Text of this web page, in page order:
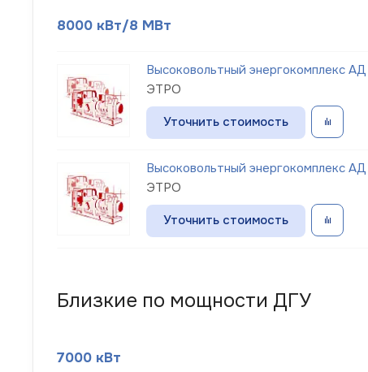
8000 кВт/8 МВт
Высоковольтный энергокомплекс
ЭТРО
Уточнить стоимость
Высоковольтный энергокомплекс
ЭТРО
Уточнить стоимость
Близкие по мощности ДГУ
7000 кВт